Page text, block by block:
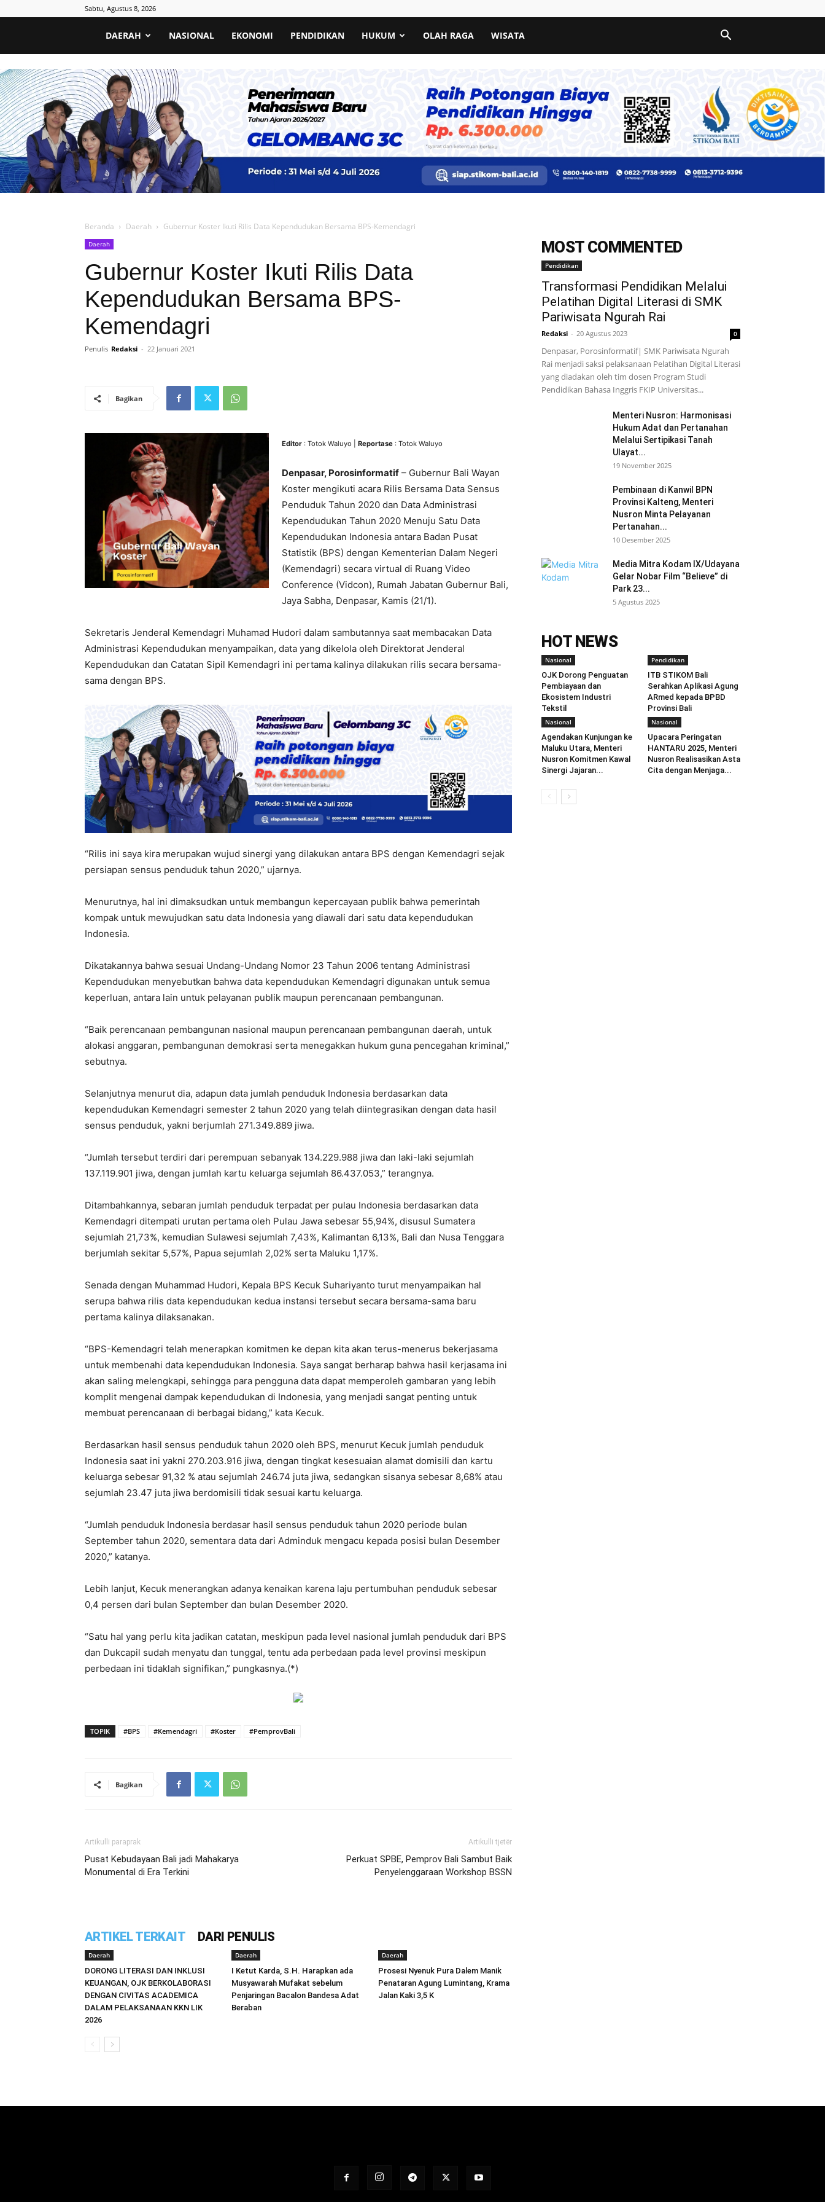
Sabtu, Agustus 8, 2026
Poros
Informatif
DAERAH NASIONAL EKONOMI PENDIDIKAN HUKUM OLAH RAGA WISATA
Beranda Daerah Gubernur Koster Ikuti Rilis Data Kependudukan Bersama BPS-Kemendagri
Daerah
Gubernur Koster Ikuti Rilis Data
Kependudukan Bersama BPS-
Kemendagri
Penulis Redaksi - 22 Januari 2021
Bagikan
Editor : Totok Waluyo | Reportase : Totok Waluyo
Denpasar, Porosinformatif – Gubernur Bali Wayan
Koster mengikuti acara Rilis Bersama Data Sensus
Penduduk Tahun 2020 dan Data Administrasi
Kependudukan Tahun 2020 Menuju Satu Data
Kependudukan Indonesia antara Badan Pusat
Statistik (BPS) dengan Kementerian Dalam Negeri
(Kemendagri) secara virtual di Ruang Video
Conference (Vidcon), Rumah Jabatan Gubernur Bali,
Jaya Sabha, Denpasar, Kamis (21/1).
Sekretaris Jenderal Kemendagri Muhamad Hudori dalam sambutannya saat membacakan Data
Administrasi Kependudukan menyampaikan, data yang dikelola oleh Direktorat Jenderal
Kependudukan dan Catatan Sipil Kemendagri ini pertama kalinya dilakukan rilis secara bersama-
sama dengan BPS.
“Rilis ini saya kira merupakan wujud sinergi yang dilakukan antara BPS dengan Kemendagri sejak
persiapan sensus penduduk tahun 2020,” ujarnya.
Menurutnya, hal ini dimaksudkan untuk membangun kepercayaan publik bahwa pemerintah
kompak untuk mewujudkan satu data Indonesia yang diawali dari satu data kependudukan
Indonesia.
Dikatakannya bahwa sesuai Undang-Undang Nomor 23 Tahun 2006 tentang Administrasi
Kependudukan menyebutkan bahwa data kependudukan Kemendagri digunakan untuk semua
keperluan, antara lain untuk pelayanan publik maupun perencanaan pembangunan.
“Baik perencanaan pembangunan nasional maupun perencanaan pembangunan daerah, untuk
alokasi anggaran, pembangunan demokrasi serta menegakkan hukum guna pencegahan kriminal,”
sebutnya.
Selanjutnya menurut dia, adapun data jumlah penduduk Indonesia berdasarkan data
kependudukan Kemendagri semester 2 tahun 2020 yang telah diintegrasikan dengan data hasil
sensus penduduk, yakni berjumlah 271.349.889 jiwa.
“Jumlah tersebut terdiri dari perempuan sebanyak 134.229.988 jiwa dan laki-laki sejumlah
137.119.901 jiwa, dengan jumlah kartu keluarga sejumlah 86.437.053,” terangnya.
Ditambahkannya, sebaran jumlah penduduk terpadat per pulau Indonesia berdasarkan data
Kemendagri ditempati urutan pertama oleh Pulau Jawa sebesar 55,94%, disusul Sumatera
sejumlah 21,73%, kemudian Sulawesi sejumlah 7,43%, Kalimantan 6,13%, Bali dan Nusa Tenggara
berjumlah sekitar 5,57%, Papua sejumlah 2,02% serta Maluku 1,17%.
Senada dengan Muhammad Hudori, Kepala BPS Kecuk Suhariyanto turut menyampaikan hal
serupa bahwa rilis data kependudukan kedua instansi tersebut secara bersama-sama baru
pertama kalinya dilaksanakan.
“BPS-Kemendagri telah menerapkan komitmen ke depan kita akan terus-menerus bekerjasama
untuk membenahi data kependudukan Indonesia. Saya sangat berharap bahwa hasil kerjasama ini
akan saling melengkapi, sehingga para pengguna data dapat memperoleh gambaran yang lebih
komplit mengenai dampak kependudukan di Indonesia, yang menjadi sangat penting untuk
membuat perencanaan di berbagai bidang,” kata Kecuk.
Berdasarkan hasil sensus penduduk tahun 2020 oleh BPS, menurut Kecuk jumlah penduduk
Indonesia saat ini yakni 270.203.916 jiwa, dengan tingkat kesesuaian alamat domisili dan kartu
keluarga sebesar 91,32 % atau sejumlah 246.74 juta jiwa, sedangkan sisanya sebesar 8,68% atau
sejumlah 23.47 juta jiwa berdomisili tidak sesuai kartu keluarga.
“Jumlah penduduk Indonesia berdasar hasil sensus penduduk tahun 2020 periode bulan
September tahun 2020, sementara data dari Adminduk mengacu kepada posisi bulan Desember
2020,” katanya.
Lebih lanjut, Kecuk menerangkan adanya kenaikan karena laju pertumbuhan penduduk sebesar
0,4 persen dari bulan September dan bulan Desember 2020.
“Satu hal yang perlu kita jadikan catatan, meskipun pada level nasional jumlah penduduk dari BPS
dan Dukcapil sudah menyatu dan tunggal, tentu ada perbedaan pada level provinsi meskipun
perbedaan ini tidaklah signifikan,” pungkasnya.(*)
TOPIK #BPS #Kemendagri #Koster #PemprovBali
Bagikan
Artikulli paraprak
Pusat Kebudayaan Bali jadi Mahakarya
Monumental di Era Terkini
Artikulli tjetër
Perkuat SPBE, Pemprov Bali Sambut Baik
Penyelenggaraan Workshop BSSN
ARTIKEL TERKAIT DARI PENULIS
Daerah
DORONG LITERASI DAN INKLUSI
KEUANGAN, OJK BERKOLABORASI
DENGAN CIVITAS ACADEMICA
DALAM PELAKSANAAN KKN LIK
2026
Daerah
I Ketut Karda, S.H. Harapkan ada
Musyawarah Mufakat sebelum
Penjaringan Bacalon Bandesa Adat
Beraban
Daerah
Prosesi Nyenuk Pura Dalem Manik
Penataran Agung Lumintang, Krama
Jalan Kaki 3,5 K
MOST COMMENTED
Pendidikan
Transformasi Pendidikan Melalui
Pelatihan Digital Literasi di SMK
Pariwisata Ngurah Rai
Redaksi - 20 Agustus 2023 0
Denpasar, Porosinformatif| SMK Pariwisata Ngurah
Rai menjadi saksi pelaksanaan Pelatihan Digital Literasi
yang diadakan oleh tim dosen Program Studi
Pendidikan Bahasa Inggris FKIP Universitas...
Menteri Nusron: Harmonisasi
Hukum Adat dan Pertanahan
Melalui Sertipikasi Tanah
Ulayat...
19 November 2025
Pembinaan di Kanwil BPN
Provinsi Kalteng, Menteri
Nusron Minta Pelayanan
Pertanahan...
10 Desember 2025
Media Mitra Kodam IX/Udayana
Gelar Nobar Film “Believe” di
Park 23...
5 Agustus 2025
HOT NEWS
Nasional
OJK Dorong Penguatan
Pembiayaan dan
Ekosistem Industri
Tekstil
Pendidikan
ITB STIKOM Bali
Serahkan Aplikasi Agung
ARmed kepada BPBD
Provinsi Bali
Nasional
Agendakan Kunjungan ke
Maluku Utara, Menteri
Nusron Komitmen Kawal
Sinergi Jajaran...
Nasional
Upacara Peringatan
HANTARU 2025, Menteri
Nusron Realisasikan Asta
Cita dengan Menjaga...